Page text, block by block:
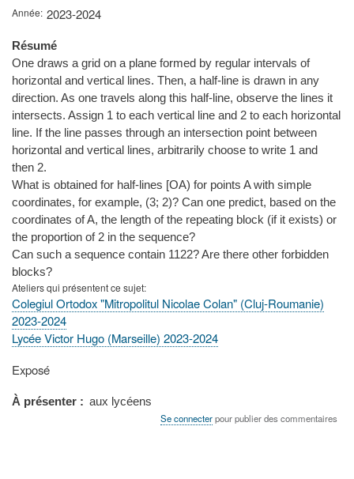
Année 2023-2024
Résumé
One draws a grid on a plane formed by regular intervals of
horizontal and vertical lines. Then, a half-line is drawn in any
direction. As one travels along this half-line, observe the lines it
intersects. Assign 1 to each vertical line and 2 to each horizontal
line. If the line passes through an intersection point between
horizontal and vertical lines, arbitrarily choose to write 1 and
then 2.
What is obtained for half-lines [OA) for points A with simple
coordinates, for example, (3; 2)? Can one predict, based on the
coordinates of A, the length of the repeating block (if it exists) or
the proportion of 2 in the sequence?
Can such a sequence contain 1122? Are there other forbidden
blocks?
Ateliers qui présentent ce sujet
Colegiul Ortodox "Mitropolitul Nicolae Colan" (Cluj-Roumanie)
2023-2024
Lycée Victor Hugo (Marseille) 2023-2024
Type
présentation
Exposé
À présenter aux lycéens
Se connecterpour publier des commentaires